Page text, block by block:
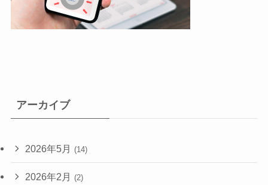
アーカイブ
2026年5月 (14)
2026年2月 (2)